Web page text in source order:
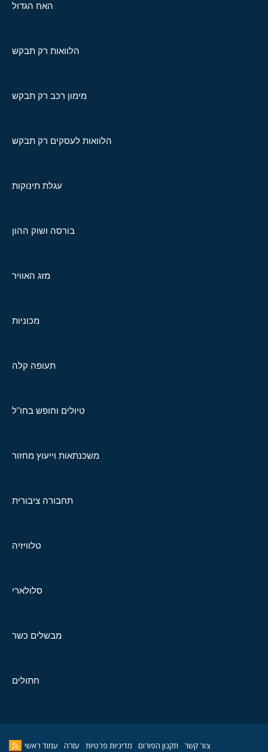
האח הגדול
הלוואות רק תבקש
מימון רכב רק תבקש
הלוואות לעסקים רק תבקש
עגלת תינוקות
בורסה ושוק ההון
מזג האוויר
מכוניות
תעופה קלה
טיולים וחופש בחו"ל
משכנתאות וייעוץ מחזור
תחבורה ציבורית
טלוויזיה
סלולארי
מבשלים כשר
חתולים
צור קשר תקנון הפורום מדיניות פרטיות עזרה עמוד ראשי